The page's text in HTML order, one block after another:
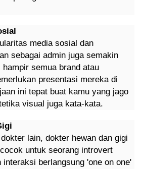
media sosial dan
sebagai admin juga semakin
hampir semua brand atau
presentasi mereka di
ini tepat buat kamu yang jago
visual juga kata-kata.
lain, dokter hewan dan gigi
untuk seorang introvert
interaksi berlangsung 'one on one'